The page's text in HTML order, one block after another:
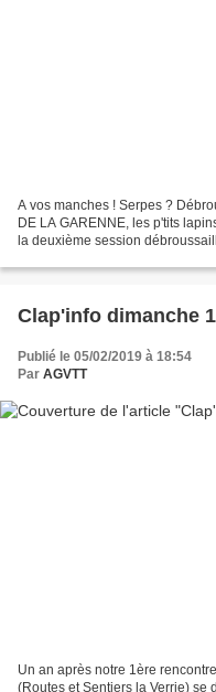
A vos manches ! Serpes ?
DE LA GARENNE, les p'tits
la deuxième session
Clap'info dimanche
Publié le 05/02/2019 à 18:54
Par AGVTT
Un an après notre 1ère
(Routes et Sentiers la Verrie) se